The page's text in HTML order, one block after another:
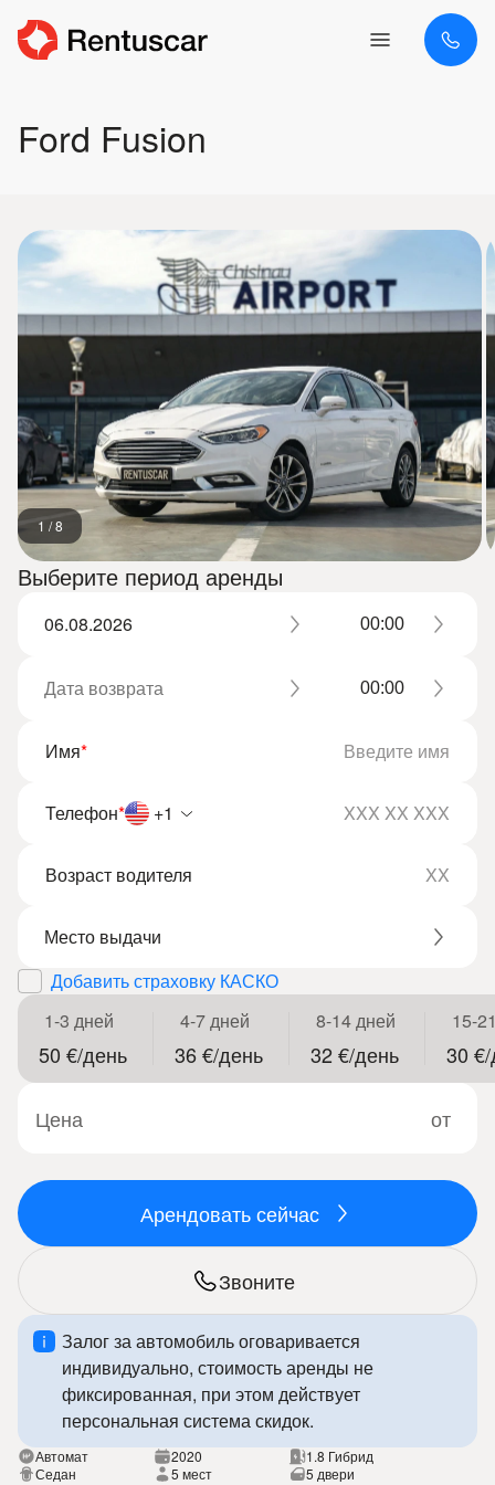
Ford Fusion
Выберите период аренды
Имя*
Телефон* +1
Возраст водителя
Добавить страховку КАСКО
1-3 дней
50 €/день
4-7 дней
36 €/день
8-14 дней
32 €/день
15-
30
Цена от
Звоните
Арендовать сейчас
Залог за автомобиль оговаривается
индивидуально, стоимость аренды не
фиксированная, при этом действует
персональная система скидок.
Автомат 2020
1.8 Гибрид
Седан
5 мест 5 двери
1 /8